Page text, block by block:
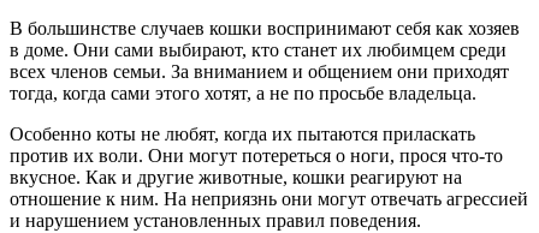
В большинстве случаев кошки воспринимают себя как хозяев
в доме. Они сами выбирают, кто станет их любимцем среди
всех членов семьи. За вниманием и общением они приходят
тогда, когда сами этого хотят, а не по просьбе владельца.
Особенно коты не любят, когда их пытаются приласкать
против их воли. Они могут потереться о ноги, прося что-то
вкусное. Как и другие животные, кошки реагируют на
отношение к ним. На неприязнь они могут отвечать агрессией
и нарушением установленных правил поведения.